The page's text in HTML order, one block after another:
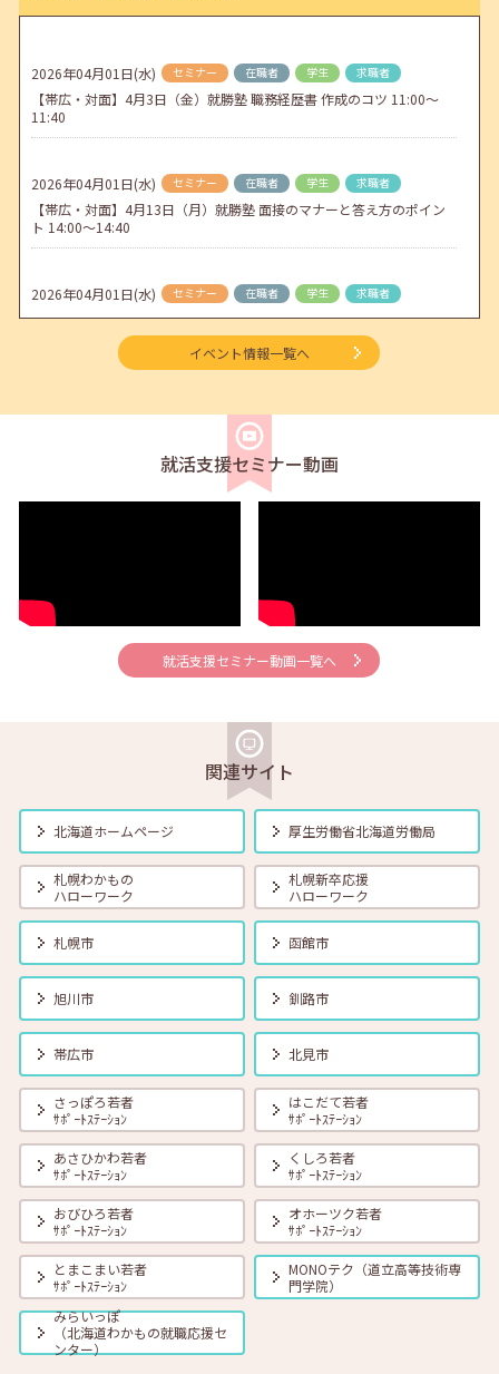
2026年04月02日(木) jobcafeからのお知らせ
ゴールデンウィーク期間中のご利用について
2026年04月01日(水) セミナー 在職者 学生 求職者
【帯広・対面】4月3日（金）就勝塾 職務経歴書 作成のコツ 11:00～
11:40
2026年04月01日(水) セミナー 在職者 学生 求職者
【帯広・対面】4月13日（月）就勝塾 面接のマナーと答え方のポイン
ト 14:00～14:40
2026年04月01日(水) セミナー 在職者 学生 求職者
【オンライン】4月16日（木）ビジネスコミュニケーション 報・連・
相 14:00～14:30
【オンライン】4月21日（火）新しいしごと覚えのコツ 14:00～14:30
在職者
2026年04月01日(水) 在職者
【オンライン】4月23日（木）就職活動のススメ方 14:00～14:30
【釧路・対面】4月24日（金）就勝塾 応募書類の書き方 13:30～14:30
在職者
【函館・対面】4月27日（月）就勝塾 自己分析・自分を振り返ってみ
よう！ 13:30～14:30
イベント情報一覧へ
就活支援セミナー動画
就活支援セミナー動画一覧へ
関連サイト
北海道ホームページ 厚生労働省北海道労働局
札幌わかもの
ハローワーク
札幌新卒応援
ハローワーク
札幌市 函館市
旭川市 釧路市
帯広市 北見市
さっぽろ若者
ｻﾎﾟｰﾄｽﾃｰｼｮﾝ
はこだて若者
ｻﾎﾟｰﾄｽﾃｰｼｮﾝ
あさひかわ若者
ｻﾎﾟｰﾄｽﾃｰｼｮﾝ
くしろ若者
ｻﾎﾟｰﾄｽﾃｰｼｮﾝ
おびひろ若者
ｻﾎﾟｰﾄｽﾃｰｼｮﾝ
オホーツク若者
ｻﾎﾟｰﾄｽﾃｰｼｮﾝ
とまこまい若者
ｻﾎﾟｰﾄｽﾃｰｼｮﾝ
MONOテク（道立高等技術専
門学院）
みらいっぽ
（北海道わかもの就職応援セ
ンター）